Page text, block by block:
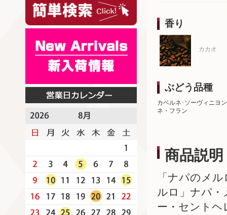
香り
カカオ
ぶどう品種
カベルネ･ソーヴィニヨ
ネ・フラン
商品説明
「ナパのメ
ルロ」ナパ
ー・セント